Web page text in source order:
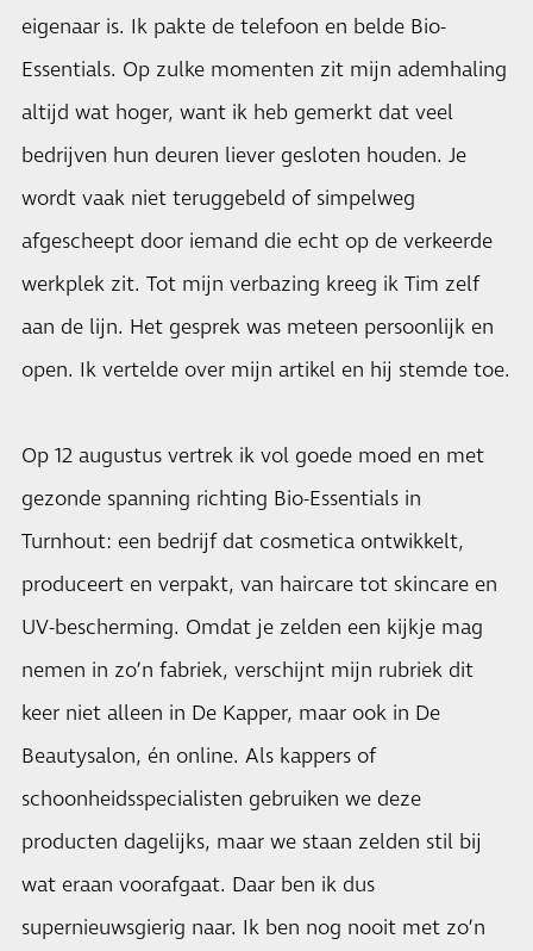
eigenaar is. Ik pakte de telefoon en belde Bio-
Essentials. Op zulke momenten zit mijn ademhaling
altijd wat hoger, want ik heb gemerkt dat veel
bedrijven hun deuren liever gesloten houden. Je
wordt vaak niet teruggebeld of simpelweg
afgescheept door iemand die echt op de verkeerde
werkplek zit. Tot mijn verbazing kreeg ik Tim zelf
aan de lijn. Het gesprek was meteen persoonlijk en
open. Ik vertelde over mijn artikel en hij stemde toe.
Op 12 augustus vertrek ik vol goede moed en met
gezonde spanning richting Bio-Essentials in
Turnhout: een bedrijf dat cosmetica ontwikkelt,
produceert en verpakt, van haircare tot skincare en
UV-bescherming. Omdat je zelden een kijkje mag
nemen in zo’n fabriek, verschijnt mijn rubriek dit
keer niet alleen in De Kapper, maar ook in De
Beautysalon, én online. Als kappers of
schoonheidsspecialisten gebruiken we deze
producten dagelijks, maar we staan zelden stil bij
wat eraan voorafgaat. Daar ben ik dus
supernieuwsgierig naar. Ik ben nog nooit met zo’n